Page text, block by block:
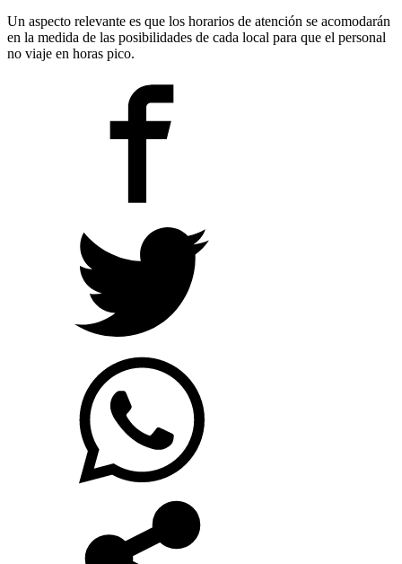
Un aspecto relevante es que los horarios de atención se acomodarán
en la medida de las posibilidades de cada local para que el personal
no viaje en horas pico.